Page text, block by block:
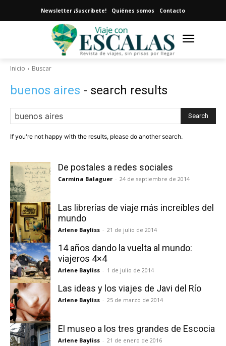
Newsletter ¡Suscríbete! Quiénes somos Contacto
Inicio Buscar
buenos aires - search results
Search
If you're not happy with the results, please do another search.
De postales a redes sociales
Carmina Balaguer - 24 de septiembre de 2014
Las librerías de viaje más increíbles del
mundo
Arlene Bayliss - 21 de julio de 2014
14 años dando la vuelta al mundo:
viajeros 4×4
Arlene Bayliss - 1 de julio de 2014
Las ideas y los viajes de Javi del Río
Arlene Bayliss - 25 de marzo de 2014
El museo a los tres grandes de Escocia
Arlene Bayliss - 21 de enero de 2016